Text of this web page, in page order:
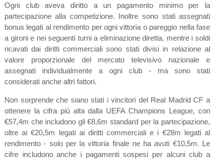
Ogni club aveva diritto a un pagamento minimo per la
partecipazione alla competizione. Inoltre sono stati assegnati
bonus legati al rendimento per ogni vittoria o pareggio nella fase
a gironi e nei seguenti turni a eliminazione diretta, mentre i soldi
ricavati dai diritti commerciali sono stati divisi in relazione al
valore proporzionale del mercato televisivo nazionale e
assegnati individualmente a ogni club - ma sono stati
considerati anche altri fattori.
Non sorprende che siano stati i vincitori del Real Madrid CF a
ottenere la cifra più alta dalla UEFA Champions League, con
€57,4m che includono gli €8,6m standard per la partecipazione,
oltre ai €20,5m legati ai diritti commerciali e i €28m legati al
rendimento - solo per la vittoria finale ne ha avuti €10,5m. Le
cifre includono anche i pagamenti sospesi per alcuni club a